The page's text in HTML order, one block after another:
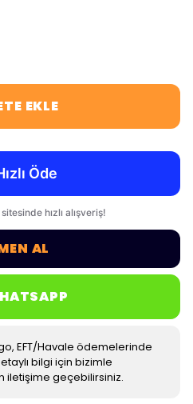
EKLE
AL
EFT/Havale ödemelerinde
bilgi için bizimle
iletişime geçebilirsiniz.